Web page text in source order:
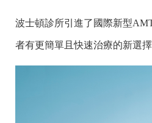
波士頓診所引進了國際新型
者有更簡單且快速治療的新選擇